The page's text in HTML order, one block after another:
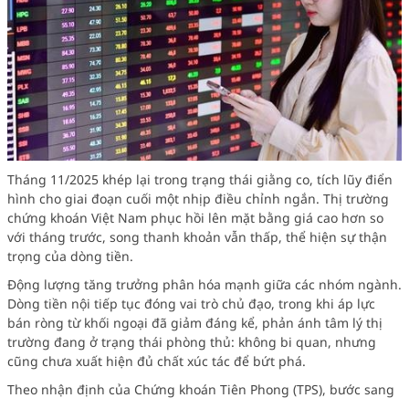
Tháng 11/2025 khép lại trong trạng thái giằng co, tích lũy điển
hình cho giai đoạn cuối một nhịp điều chỉnh ngắn. Thị trường
chứng khoán Việt Nam phục hồi lên mặt bằng giá cao hơn so
với tháng trước, song thanh khoản vẫn thấp, thể hiện sự thận
trọng của dòng tiền.
Động lượng tăng trưởng phân hóa mạnh giữa các nhóm ngành.
Dòng tiền nội tiếp tục đóng vai trò chủ đạo, trong khi áp lực
bán ròng từ khối ngoại đã giảm đáng kể, phản ánh tâm lý thị
trường đang ở trạng thái phòng thủ: không bi quan, nhưng
cũng chưa xuất hiện đủ chất xúc tác để bứt phá.
Theo nhận định của Chứng khoán Tiên Phong (TPS), bước sang